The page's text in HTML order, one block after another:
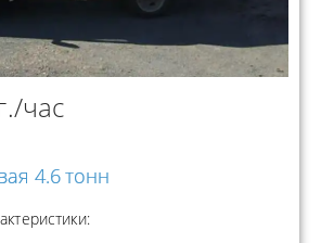
час
4.6 тонн